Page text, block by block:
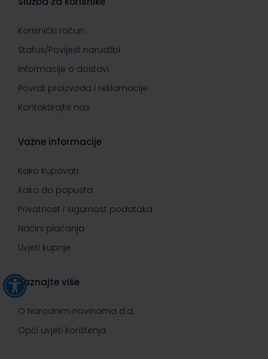
Korisnički račun
Status/Povijest narudžbi
Informacije o dostavi
Povrat proizvoda i reklamacije
Kontaktirajte nas
Važne informacije
Kako kupovati
Kako do popusta
Privatnost i sigurnost podataka
Načini plaćanja
Uvjeti kupnje
Saznajte više
O Narodnim novinama d.d.
Opći uvjeti korištenja